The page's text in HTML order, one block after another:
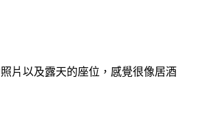
片以及露天的座位，感覺很像居酒